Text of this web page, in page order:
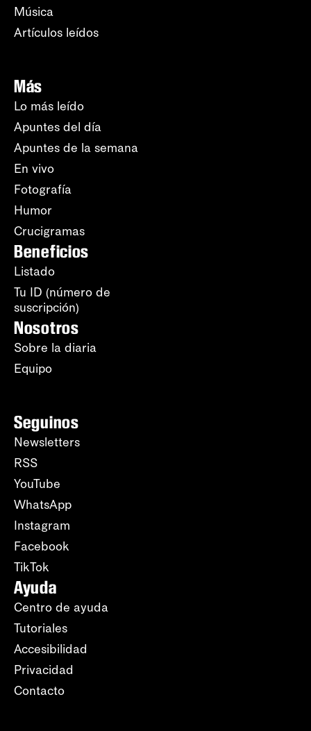
Música
Artículos leídos
Más
Lo más leído
Apuntes del día
Apuntes de la semana
En vivo
Fotografía
Humor
Crucigramas
Beneficios
Listado
Tu ID (número de
suscripción)
Nosotros
Sobre la diaria
Equipo
Seguinos
Newsletters
RSS
YouTube
WhatsApp
Instagram
Facebook
TikTok
Ayuda
Centro de ayuda
Tutoriales
Accesibilidad
Privacidad
Contacto